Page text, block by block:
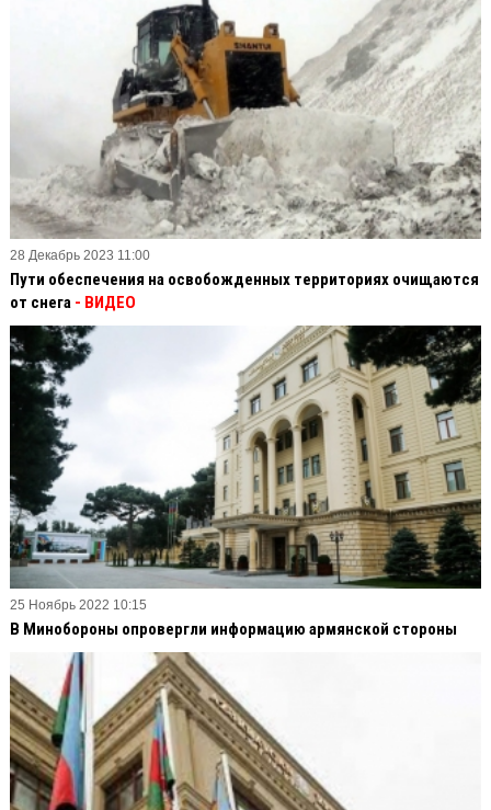
28 Декабрь 2023 11:00
Пути обеспечения на освобожденных территориях очищаются
от снега - ВИДЕО
25 Ноябрь 2022 10:15
В Минобороны опровергли информацию армянской стороны